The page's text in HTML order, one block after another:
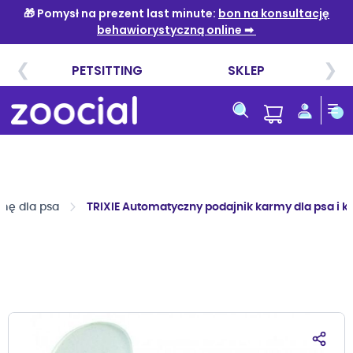
do
treści
dla psa TRIXIE Automatyczny podajnik karmy dla psa i
Przejdź